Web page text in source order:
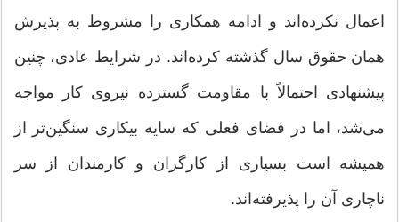
اعمال نکرده‌اند و ادامه همکاری را مشروط به پذیرش
همان حقوق سال گذشته کرده‌اند. در شرایط عادی، چنین
پیشنهادی احتمالاً با مقاومت گسترده نیروی کار مواجه
می‌شد، اما در فضای فعلی که سایه بیکاری سنگین‌تر از
همیشه است بسیاری از کارگران و کارمندان از سر
ناچاری آن را پذیرفته‌اند.